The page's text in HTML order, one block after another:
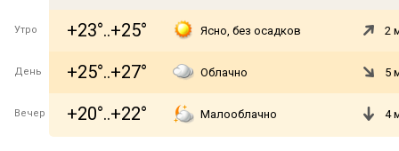
Утро +23°..+25° Ясно, без осадков 2
День +25°..+27° Облачно 5
Вечер +20°..+22° Малооблачно 4